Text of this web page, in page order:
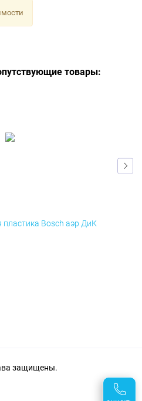
товары:
Bosch аэр ДиК
защищены.